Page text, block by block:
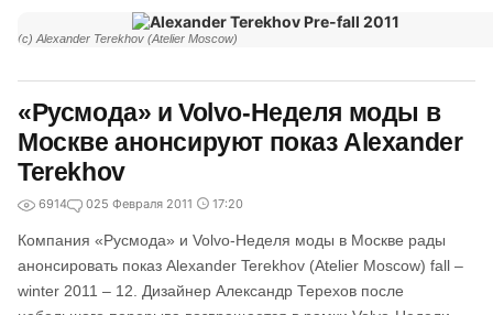
(c) Alexander Terekhov (Atelier Moscow)
«Русмода» и Volvo-Неделя моды в
Москве анонсируют показ Alexander
Terekhov
6914 025 Февраля 2011 17:20
Компания «Русмода» и Volvo-Неделя моды в Москве рады
анонсировать показ Alexander Terekhov (Atelier Moscow) fall –
winter 2011 – 12. Дизайнер Александр Терехов после